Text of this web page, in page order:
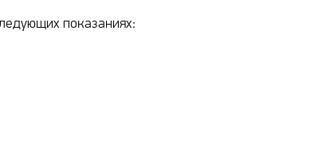
показаниях: